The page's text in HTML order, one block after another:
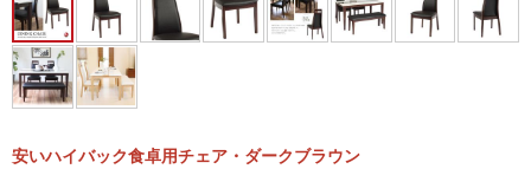
安いハイバック食卓用チェア・ダークブラウン